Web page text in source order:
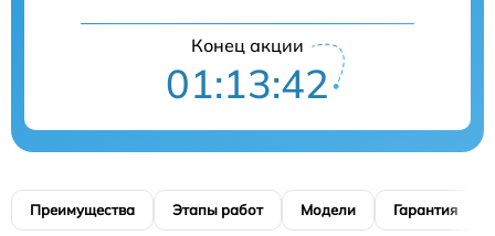
Конец акции
01:13:41
Преимущества Этапы работ Модели Гарантия